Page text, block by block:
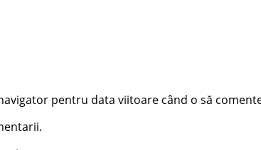
pentru data viitoare când o să